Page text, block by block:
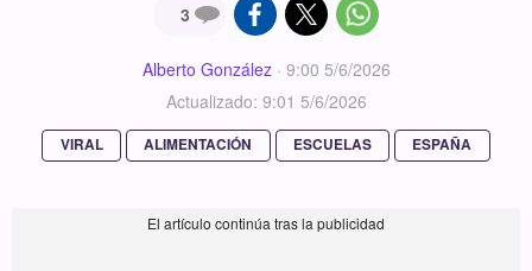
3
Alberto González· 9:00 5/6/2026
Actualizado: 9:01 5/6/2026
VIRAL ALIMENTACIÓN ESCUELAS ESPAÑA